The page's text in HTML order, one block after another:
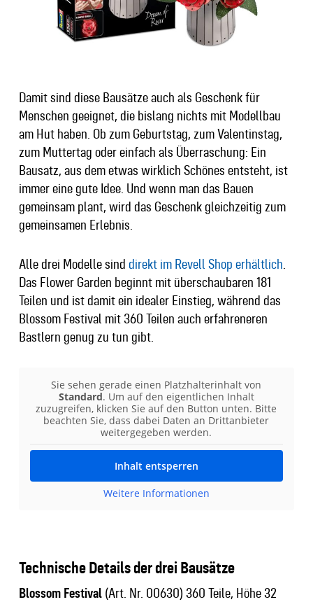
Damit sind diese Bausätze auch als Geschenk für
Menschen geeignet, die bislang nichts mit Modellbau
am Hut haben. Ob zum Geburtstag, zum Valentinstag,
zum Muttertag oder einfach als Überraschung: Ein
Bausatz, aus dem etwas wirklich Schönes entsteht, ist
immer eine gute Idee. Und wenn man das Bauen
gemeinsam plant, wird das Geschenk gleichzeitig zum
gemeinsamen Erlebnis.
Alle drei Modelle sind direkt im Revell Shop erhältlich.
Das Flower Garden beginnt mit überschaubaren 181
Teilen und ist damit ein idealer Einstieg, während das
Blossom Festival mit 360 Teilen auch erfahreneren
Bastlern genug zu tun gibt.
Sie sehen gerade einen Platzhalterinhalt von
Standard. Um auf den eigentlichen Inhalt
zuzugreifen, klicken Sie auf den Button unten. Bitte
beachten Sie, dass dabei Daten an Drittanbieter
weitergegeben werden.
Inhalt entsperren
Weitere Informationen
Technische Details der drei Bausätze
Blossom Festival(Art. Nr. 00630) 360 Teile, Höhe 32